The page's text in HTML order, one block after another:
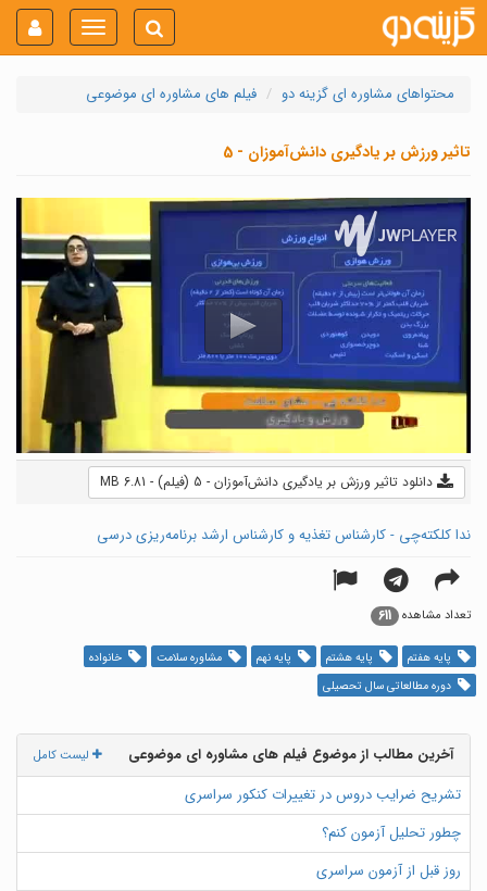
Toggle
navigation
محتواهای مشاوره ای گزینه دو فیلم های مشاوره ای موضوعی
تاثیر ورزش بر یادگیری دانش‌آموزان - 5
دانلود تاثیر ورزش بر یادگیری دانش‌آموزان - 5 (فیلم) - 6.81 MB
ندا کلکته‌چی - کارشناس تغذیه و کارشناس ارشد برنامه‌ریزی درسی
تعداد مشاهده 611
پایه هفتم پایه هشتم پایه نهم مشاوره سلامت
خانواده
دوره مطالعاتی سال تحصیلی
لیست کامل
آخرین مطالب از موضوع فیلم های مشاوره ای موضوعی
تشریح ضرایب دروس در تغییرات کنکور سراسری
چطور تحلیل آزمون کنم؟
روز قبل از آزمون سراسری